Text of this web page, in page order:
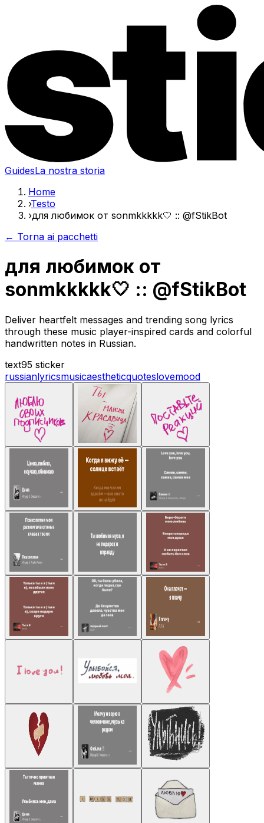
GuidesLa nostra storia
Home
›Testo
›для любимок от sonmkkkkk🤍 :: @fStikBot
← Torna ai pacchetti
для любимок от
sonmkkkkk🤍 :: @fStikBot
Deliver heartfelt messages and trending song lyrics
through these music player-inspired cards and colorful
handwritten notes in Russian.
text95 sticker
russianlyricsmusicaestheticquoteslovemood